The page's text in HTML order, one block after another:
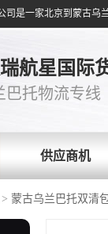
航星国际
巴托物流专线
供应商机
> 蒙古乌兰巴托双清